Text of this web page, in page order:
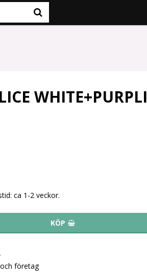
ca 1-2 veckor.
KÖP
företag